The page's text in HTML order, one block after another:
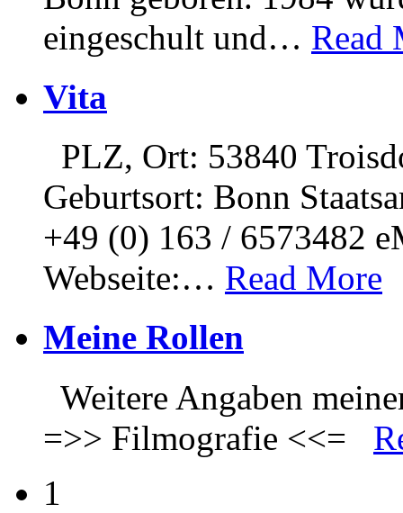
eingeschult und… Read
Vita
PLZ, Ort: 53840
Geburtsort: Bonn
+49 (0) 163 / 6573482
Webseite:… Read More
Meine Rollen
Weitere Angaben
=>> Filmografie <<=
1